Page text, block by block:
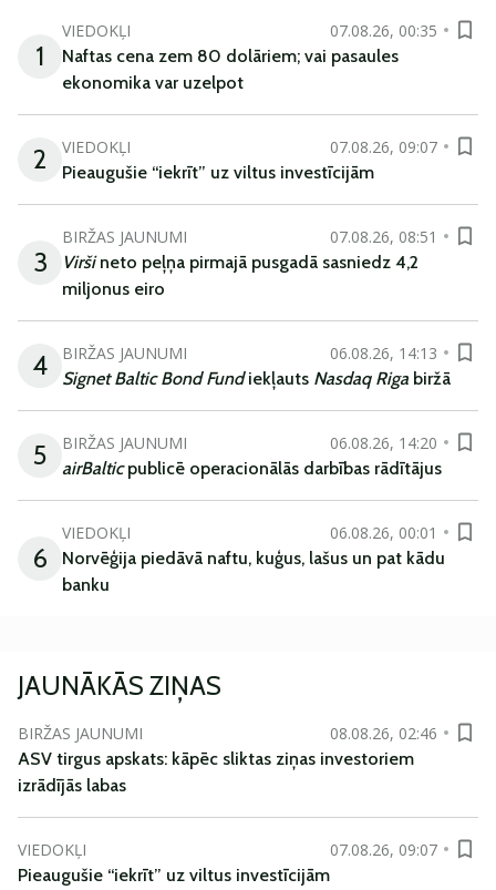
1
VIEDOKĻI
07.08.26, 00:35
Naftas cena zem 80 dolāriem; vai pasaules
ekonomika var uzelpot
2 VIEDOKĻI
07.08.26, 09:07
Pieaugušie “iekrīt” uz viltus investīcijām
3
BIRŽAS JAUNUMI
07.08.26, 08:51
Viršineto peļņa pirmajā pusgadā sasniedz 4,2
miljonus eiro
4 BIRŽAS JAUNUMI
06.08.26, 14:13
Signet Baltic Bond Fundiekļauts Nasdaq Riga biržā
5 BIRŽAS JAUNUMI
06.08.26, 14:20
airBalticpublicē operacionālās darbības rādītājus
6
VIEDOKĻI
06.08.26, 00:01
Norvēģija piedāvā naftu, kuģus, lašus un pat kādu
banku
JAUNĀKĀS ZIŅAS
BIRŽAS JAUNUMI
08.08.26, 02:46
ASV tirgus apskats: kāpēc sliktas ziņas investoriem
izrādījās labas
VIEDOKĻI
07.08.26, 09:07
Pieaugušie “iekrīt” uz viltus investīcijām